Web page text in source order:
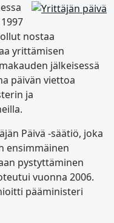
nostaa
yrittämisen
jälkeisessä
päivän viettoa
ja
Päivä -säätiö, joka
ensimmäinen
pystyttäminen
vuonna 2006.
pääministeri